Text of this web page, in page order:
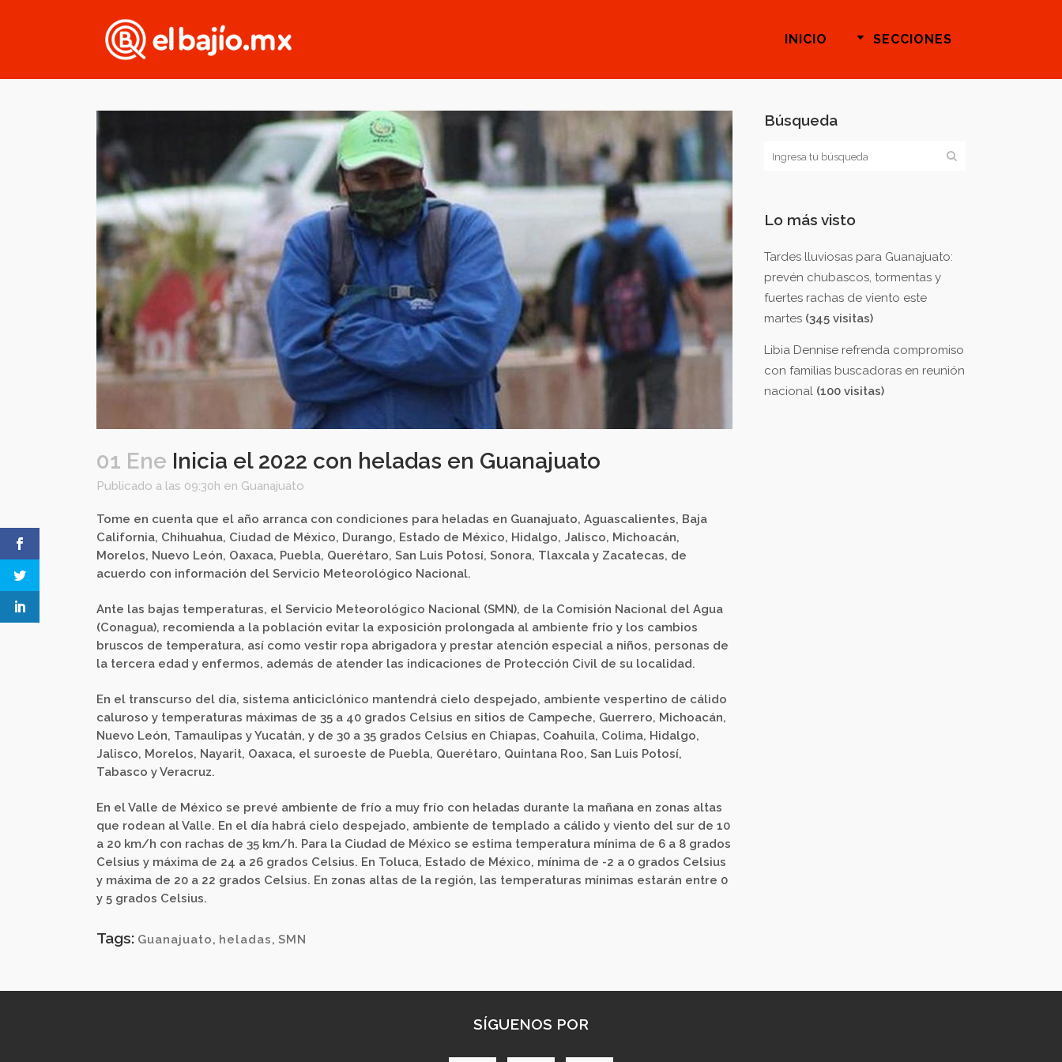
INICIO SECCIONES
01 Ene Inicia el 2022 con heladas en Guanajuato
Publicado a las 09:30h en Guanajuato
Tome en cuenta que el año arranca con condiciones para heladas en Guanajuato, Aguascalientes, Baja
California, Chihuahua, Ciudad de México, Durango, Estado de México, Hidalgo, Jalisco, Michoacán,
Morelos, Nuevo León, Oaxaca, Puebla, Querétaro, San Luis Potosí, Sonora, Tlaxcala y Zacatecas, de
acuerdo con información del Servicio Meteorológico Nacional.
Ante las bajas temperaturas, el Servicio Meteorológico Nacional (SMN), de la Comisión Nacional del Agua
(Conagua), recomienda a la población evitar la exposición prolongada al ambiente frío y los cambios
bruscos de temperatura, así como vestir ropa abrigadora y prestar atención especial a niños, personas de
la tercera edad y enfermos, además de atender las indicaciones de Protección Civil de su localidad.
En el transcurso del día, sistema anticiclónico mantendrá cielo despejado, ambiente vespertino de cálido
caluroso y temperaturas máximas de 35 a 40 grados Celsius en sitios de Campeche, Guerrero, Michoacán,
Nuevo León, Tamaulipas y Yucatán, y de 30 a 35 grados Celsius en Chiapas, Coahuila, Colima, Hidalgo,
Jalisco, Morelos, Nayarit, Oaxaca, el suroeste de Puebla, Querétaro, Quintana Roo, San Luis Potosí,
Tabasco y Veracruz.
En el Valle de México se prevé ambiente de frío a muy frío con heladas durante la mañana en zonas altas
que rodean al Valle. En el día habrá cielo despejado, ambiente de templado a cálido y viento del sur de 10
a 20 km/h con rachas de 35 km/h. Para la Ciudad de México se estima temperatura mínima de 6 a 8 grados
Celsius y máxima de 24 a 26 grados Celsius. En Toluca, Estado de México, mínima de -2 a 0 grados Celsius
y máxima de 20 a 22 grados Celsius. En zonas altas de la región, las temperaturas mínimas estarán entre 0
y 5 grados Celsius.
Tags: Guanajuato, heladas, SMN
Búsqueda
Lo más visto
Tardes lluviosas para Guanajuato:
prevén chubascos, tormentas y
fuertes rachas de viento este
martes (345 visitas)
Libia Dennise refrenda compromiso
con familias buscadoras en reunión
nacional (100 visitas)
SÍGUENOS POR